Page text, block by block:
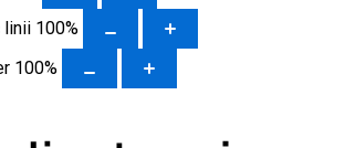
linii 100%
100%